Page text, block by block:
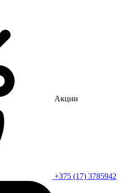
Акции
+375 (17) 3785942